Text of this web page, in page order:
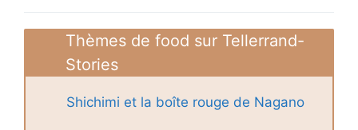
Thèmes de food sur Tellerrand-
Stories
Shichimi et la boîte rouge de Nagano